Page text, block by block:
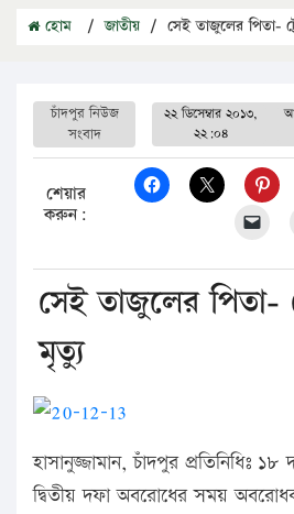
হোম / জাতীয় / সেই তাজুলের পিতা-
চাঁদপুর নিউজ
সংবাদ
২২ ডিসেম্বার ২০১৩,
২২:০৪
শেয়ার
করুন:
সেই তাজুলের পিতা-
মৃত্যু
হাসানুজ্জামান, চাঁদপুর প্রতিনিধিঃ
দ্বিতীয় দফা অবরোধের সময়